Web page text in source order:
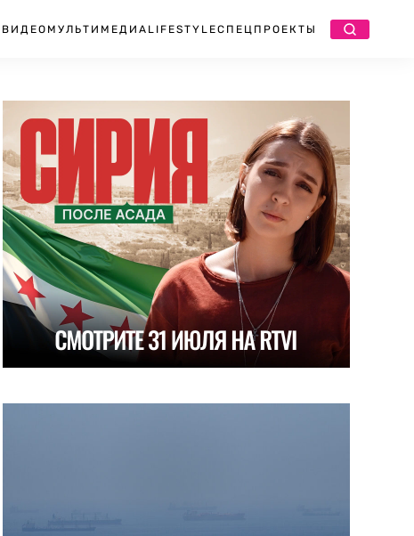
ВИДЕО МУЛЬТИМЕДИА LIFESTYLEСПЕЦПРОЕКТЫ